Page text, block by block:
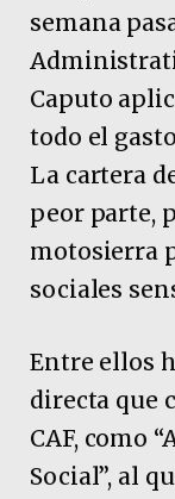
semana
Caputo
todo el
La cartera
peor parte,
motosierra
sociales
Entre ellos
directa que
CAF, como
Social”, al